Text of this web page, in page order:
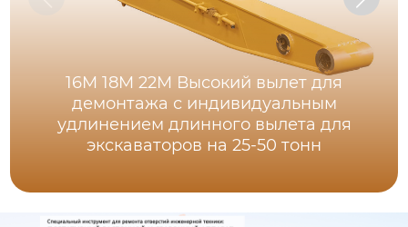
16M 18M 22M Высокий вылет для
демонтажа с индивидуальным
удлинением длинного вылета для
экскаваторов на 25-50 тонн